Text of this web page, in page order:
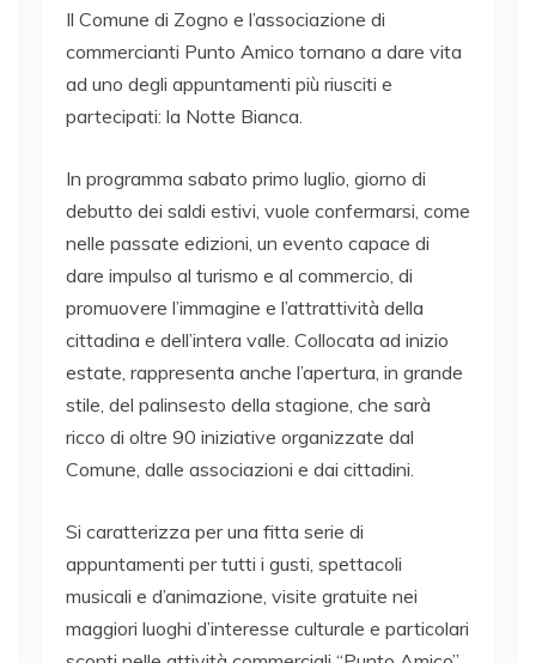
Il Comune di Zogno e l’associazione di
commercianti Punto Amico tornano a dare vita
ad uno degli appuntamenti più riusciti e
partecipati: la Notte Bianca.
In programma sabato primo luglio, giorno di
debutto dei saldi estivi, vuole confermarsi, come
nelle passate edizioni, un evento capace di
dare impulso al turismo e al commercio, di
promuovere l’immagine e l’attrattività della
cittadina e dell’intera valle. Collocata ad inizio
estate, rappresenta anche l’apertura, in grande
stile, del palinsesto della stagione, che sarà
ricco di oltre 90 iniziative organizzate dal
Comune, dalle associazioni e dai cittadini.
Si caratterizza per una fitta serie di
appuntamenti per tutti i gusti, spettacoli
musicali e d’animazione, visite gratuite nei
maggiori luoghi d’interesse culturale e particolari